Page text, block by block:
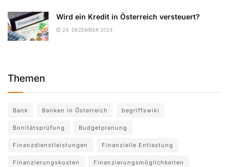
Wird ein Kredit in Österreich versteuert?
24. DEZEMBER 2024
Themen
Bank Banken in Österreich begriffswiki
Bonitätsprüfung Budgetplanung
Finanzdienstleistungen Finanzielle Entlastung
Finanzierungskosten Finanzierungsmöglichkeiten